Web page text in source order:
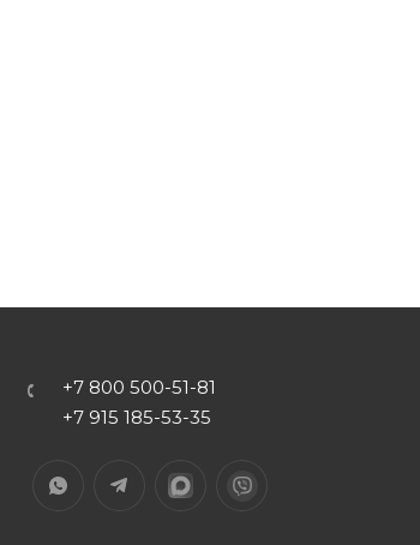
+7 800 500-51-81
+7 915 185-53-35